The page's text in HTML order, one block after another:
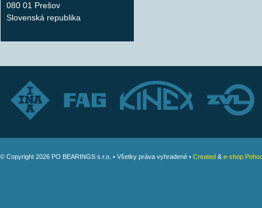
080 01 Prešov
Slovenská republika
© Copyright 2026 PO BEARINGS s.r.o. • Všetky práva vyhradené • Created & e-shop